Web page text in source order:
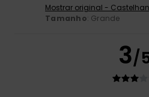
Mostrar original -
Tamanho: Grande
3/